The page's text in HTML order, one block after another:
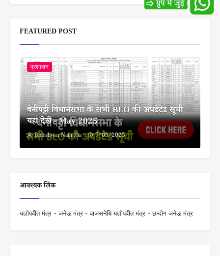
FEATURED POST
प्रशासन
बेनीपट्टी विधानसभा के सभी BLO की अपडेटेड सूची
यहां देखें - May 2025
Bideshwar Nath Jha 7/03/2025
आवश्यक लिंक
यज्ञोपवीत मंत्र - जनेऊ मंत्र - वाजसनेयि यज्ञोपवीत मंत्र - छन्दोग जनेऊ मंत्र